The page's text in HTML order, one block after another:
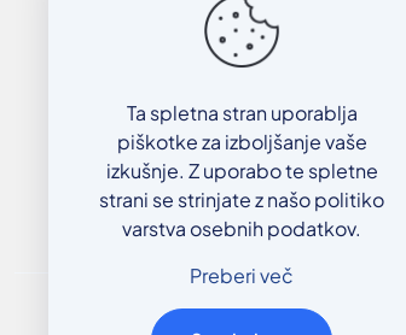
Ta spletna stran uporablja
piškotke za izboljšanje vaše
izkušnje. Z uporabo te spletne
strani se strinjate z našo politiko
varstva osebnih podatkov.
Preberi več